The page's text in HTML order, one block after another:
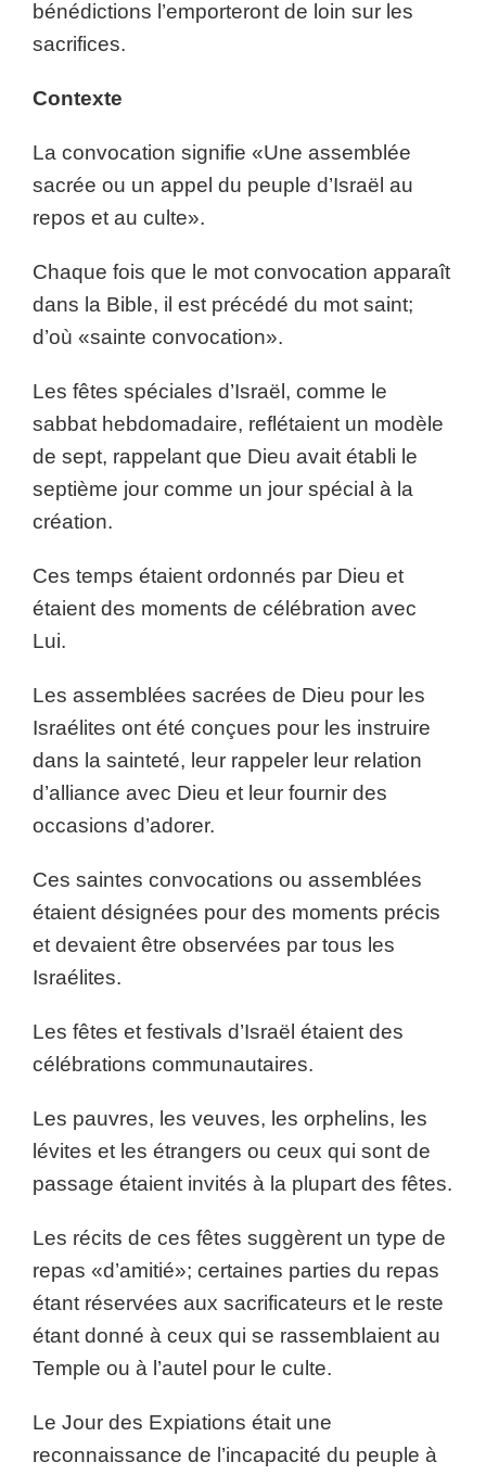
bénédictions l’emporteront de loin sur les
sacrifices.
Contexte
La convocation signifie «Une assemblée
sacrée ou un appel du peuple d’Israël au
repos et au culte».
Chaque fois que le mot convocation apparaît
dans la Bible, il est précédé du mot saint;
d’où «sainte convocation».
Les fêtes spéciales d’Israël, comme le
sabbat hebdomadaire, reflétaient un modèle
de sept, rappelant que Dieu avait établi le
septième jour comme un jour spécial à la
création.
Ces temps étaient ordonnés par Dieu et
étaient des moments de célébration avec
Lui.
Les assemblées sacrées de Dieu pour les
Israélites ont été conçues pour les instruire
dans la sainteté, leur rappeler leur relation
d’alliance avec Dieu et leur fournir des
occasions d’adorer.
Ces saintes convocations ou assemblées
étaient désignées pour des moments précis
et devaient être observées par tous les
Israélites.
Les fêtes et festivals d’Israël étaient des
célébrations communautaires.
Les pauvres, les veuves, les orphelins, les
lévites et les étrangers ou ceux qui sont de
passage étaient invités à la plupart des fêtes.
Les récits de ces fêtes suggèrent un type de
repas «d’amitié»; certaines parties du repas
étant réservées aux sacrificateurs et le reste
étant donné à ceux qui se rassemblaient au
Temple ou à l’autel pour le culte.
Le Jour des Expiations était une
reconnaissance de l’incapacité du peuple à